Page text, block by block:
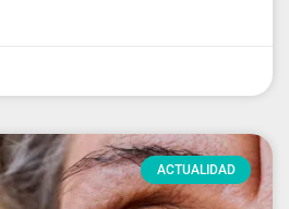
ACTUALIDAD